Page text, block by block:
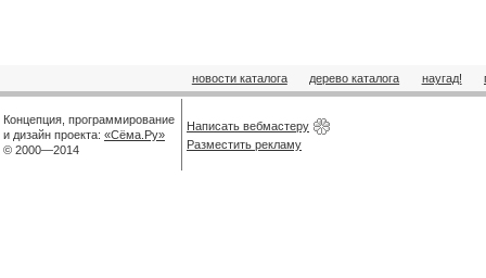
новости каталога дерево каталога наугад!
Концепция, программирование
и дизайн проекта: «Сёма.Ру»
© 2000—2014
Написать вебмастеру
Разместить рекламу